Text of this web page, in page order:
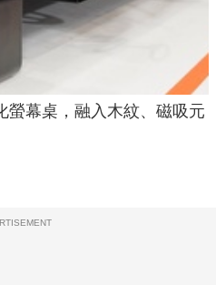
螢幕桌，融入木紋、磁吸元